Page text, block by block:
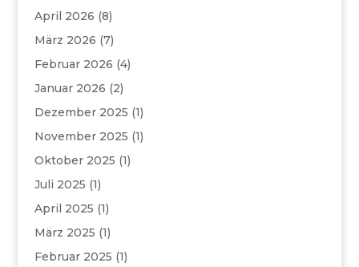
April 2026 (8)
März 2026 (7)
Februar 2026 (4)
Januar 2026 (2)
Dezember 2025 (1)
November 2025 (1)
Oktober 2025 (1)
Juli 2025 (1)
April 2025 (1)
März 2025 (1)
Februar 2025 (1)